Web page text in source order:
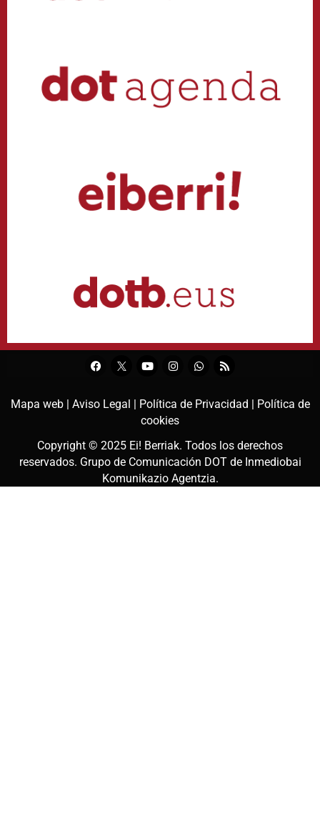
Mapa web | Aviso Legal | Política de Privacidad |
Política de
cookies
Copyright © 2025 Ei! Berriak. Todos los derechos
reservados. Grupo de Comunicación DOT de Inmediobai
Komunikazio Agentzia.